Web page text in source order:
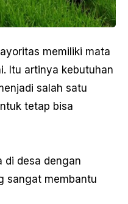
memiliki mata
Itu artinya kebutuhan
salah satu
tetap bisa
di desa dengan
sangat membantu